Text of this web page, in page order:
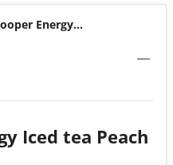
Energy
Iced tea Peach